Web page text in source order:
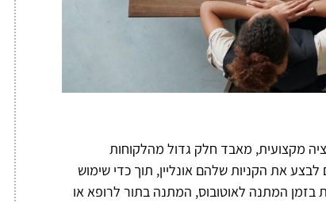
מקצועית, מאבד חלק גדול מהלקוחות
את הקניות שלהם אונליין, תוך כדי שימוש
בזמן המתנה לאוטובוס, המתנה בתור לרופא או